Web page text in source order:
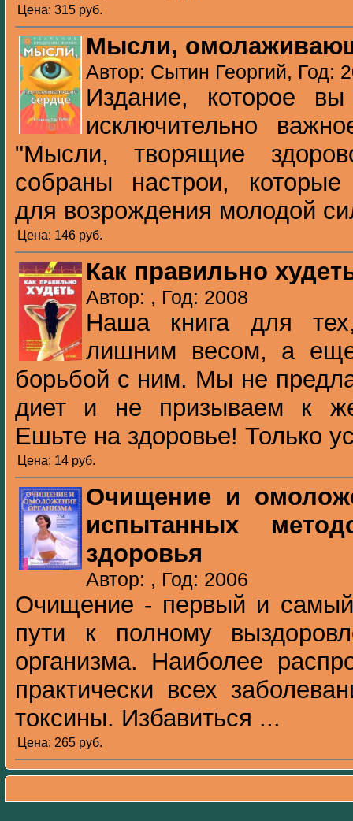
Цена: 315 pуб.
Мысли,
Автор: Сытин Георгий, Год:
Издание, которое
исключительно
"Мысли, творящие
собраны настрои,
для возрождения молодой
Цена: 146 pуб.
Как правильно
Автор: , Год: 2008
Наша книга для
лишним весом, а
борьбой с ним. Мы не
диет и не призываем к
Ешьте на здоровье! Только
Цена: 14 pуб.
Очищение и
испытанных
здоровья
Автор: , Год: 2006
Очищение - первый и
пути к полному
организма. Наиболее
практически всех
токсины. Избавиться ...
Цена: 265 pуб.